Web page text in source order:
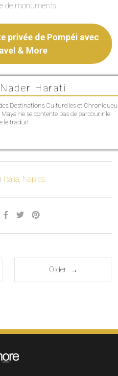
de monuments.
privée de Pompéi avec
& More
Harati
Destinations Culturelles et
Maya ne se contente pas de parcourir le
le traduit.
Italia Naples
Older →